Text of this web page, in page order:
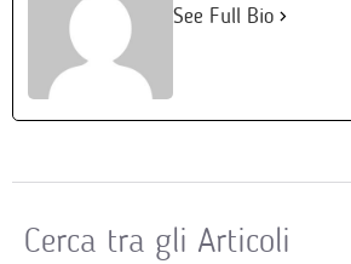
See Full Bio
Cerca tra gli Articoli